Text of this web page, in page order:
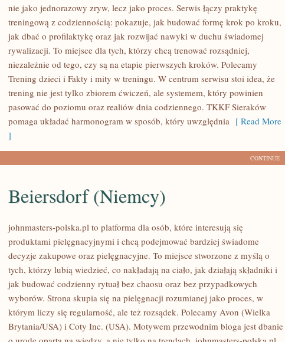
SPORT
nie jako jednorazowy zryw, lecz jako proces. Serwis łączy praktykę
treningową z codziennością: pokazuje, jak budować formę krok po kroku,
jak dbać o profilaktykę oraz jak rozwijać nawyki w duchu świadomej
rywalizacji. To miejsce dla tych, którzy chcą trenować rozsądniej,
niezależnie od tego, czy są na etapie pierwszych kroków. Polecamy
Trening dzieci i Fakty i mity w treningu. W centrum serwisu stoi idea, że
trening nie jest tylko zbiorem ćwiczeń, ale systemem, który powinien
pasować do poziomu oraz realiów dnia codziennego. TKKF Sieraków
pomaga układać harmonogram w sposób, który uwzględnia [ Read More
]
CONTINUE
BEIERSDORF
(NIEMCY)
Beiersdorf (Niemcy)
johnmasters-polska.pl to platforma dla osób, które interesują się
produktami pielęgnacyjnymi i chcą podejmować bardziej świadome
decyzje zakupowe oraz pielęgnacyjne. To miejsce stworzone z myślą o
tych, którzy lubią wiedzieć, co nakładają na ciało, jak działają składniki i
jak budować codzienny rytuał bez chaosu oraz bez przypadkowych
wyborów. Strona skupia się na pielęgnacji rozumianej jako proces, w
którym liczy się regularność, ale też rozsądek. Polecamy Avon (Wielka
Brytania/USA) i Coty Inc. (USA). Motywem przewodnim bloga jest dbanie